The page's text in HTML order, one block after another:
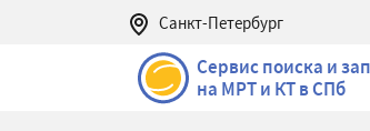
Санкт-Петербург
Сервис поиска и
на МРТ и КТ в СПб